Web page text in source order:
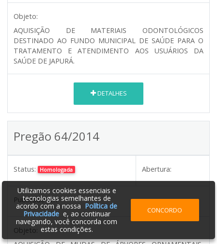
Objeto:
AQUISIÇÃO DE MATERIAIS ODONTOLÓGICOS
DESTINADO AO FUNDO MUNICIPAL DE SAÚDE PARA O
TRATAMENTO E ATENDIMENTO AOS USUÁRIOS DA
SAÚDE DE JAPURÁ.
DETALHES
Pregão 64/2014
Status: Homologada Abertura:
Publicado em:
Objeto:
Utilizamos cookies essenciais e
tecnologias semelhantes de
acordo com a nossa Política de
Privacidadee, ao continuar
navegando, você concorda com
estas condições.
CONCORDO